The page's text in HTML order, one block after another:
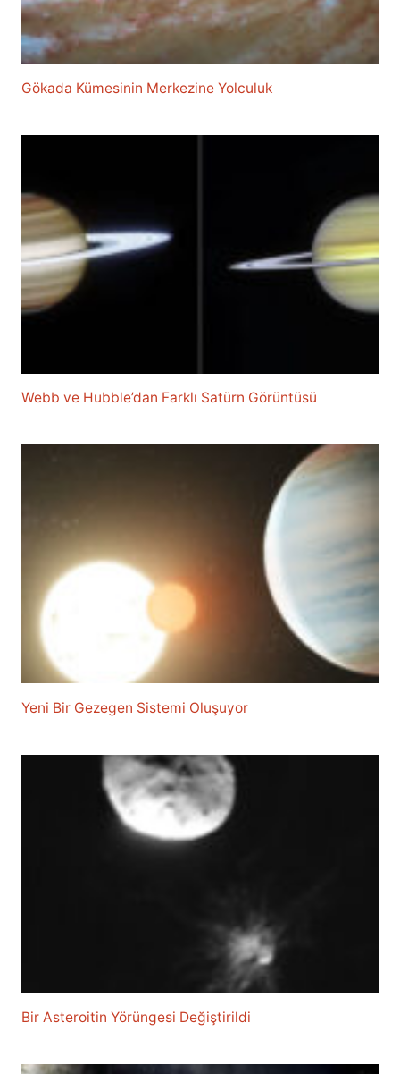
Gökada Kümesinin Merkezine Yolculuk
Webb ve Hubble’dan Farklı Satürn Görüntüsü
Yeni Bir Gezegen Sistemi Oluşuyor
Bir Asteroitin Yörüngesi Değiştirildi